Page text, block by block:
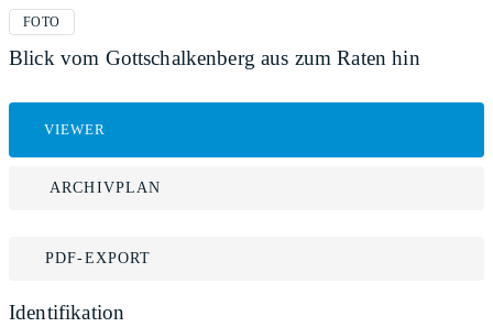
FOTO
Blick vom Gottschalkenberg aus zum Raten hin
VIEWER
ARCHIVPLAN
PDF-EXPORT
Identifikation